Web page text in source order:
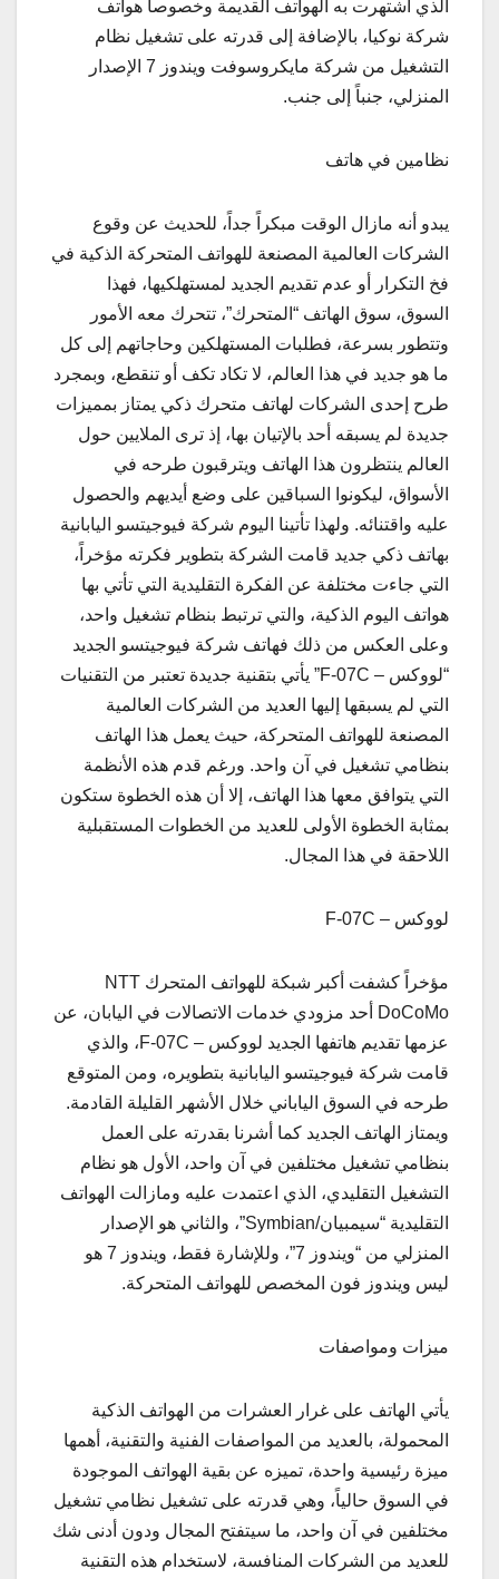
الذي اشتهرت به الهواتف القديمة وخصوصاً هواتف
شركة نوكيا، بالإضافة إلى قدرته على تشغيل نظام
التشغيل من شركة مايكروسوفت ويندوز 7 الإصدار
المنزلي، جنباً إلى جنب.
نظامين في هاتف
يبدو أنه مازال الوقت مبكراً جداً، للحديث عن وقوع
الشركات العالمية المصنعة للهواتف المتحركة الذكية في
فخ التكرار أو عدم تقديم الجديد لمستهلكيها، فهذا
السوق، سوق الهاتف “المتحرك”، تتحرك معه الأمور
وتتطور بسرعة، فطلبات المستهلكين وحاجاتهم إلى كل
ما هو جديد في هذا العالم، لا تكاد تكف أو تنقطع، وبمجرد
طرح إحدى الشركات لهاتف متحرك ذكي يمتاز بمميزات
جديدة لم يسبقه أحد بالإتيان بها، إذ ترى الملايين حول
العالم ينتظرون هذا الهاتف ويترقبون طرحه في
الأسواق، ليكونوا السباقين على وضع أيديهم والحصول
عليه واقتنائه. ولهذا تأتينا اليوم شركة فيوجيتسو اليابانية
بهاتف ذكي جديد قامت الشركة بتطوير فكرته مؤخراً،
التي جاءت مختلفة عن الفكرة التقليدية التي تأتي بها
هواتف اليوم الذكية، والتي ترتبط بنظام تشغيل واحد،
وعلى العكس من ذلك فهاتف شركة فيوجيتسو الجديد
“لووكس – F-07C” يأتي بتقنية جديدة تعتبر من التقنيات
التي لم يسبقها إليها العديد من الشركات العالمية
المصنعة للهواتف المتحركة، حيث يعمل هذا الهاتف
بنظامي تشغيل في آن واحد. ورغم قدم هذه الأنظمة
التي يتوافق معها هذا الهاتف، إلا أن هذه الخطوة ستكون
بمثابة الخطوة الأولى للعديد من الخطوات المستقبلية
اللاحقة في هذا المجال.
لووكس – F-07C
مؤخراً كشفت أكبر شبكة للهواتف المتحرك NTT
DoCoMo أحد مزودي خدمات الاتصالات في اليابان، عن
عزمها تقديم هاتفها الجديد لووكس – F-07C، والذي
قامت شركة فيوجيتسو اليابانية بتطويره، ومن المتوقع
طرحه في السوق الياباني خلال الأشهر القليلة القادمة.
ويمتاز الهاتف الجديد كما أشرنا بقدرته على العمل
بنظامي تشغيل مختلفين في آن واحد، الأول هو نظام
التشغيل التقليدي، الذي اعتمدت عليه ومازالت الهواتف
التقليدية “سيمبيان/Symbian”، والثاني هو الإصدار
المنزلي من “ويندوز 7”، وللإشارة فقط، ويندوز 7 هو
ليس ويندوز فون المخصص للهواتف المتحركة.
ميزات ومواصفات
يأتي الهاتف على غرار العشرات من الهواتف الذكية
المحمولة، بالعديد من المواصفات الفنية والتقنية، أهمها
ميزة رئيسية واحدة، تميزه عن بقية الهواتف الموجودة
في السوق حالياً، وهي قدرته على تشغيل نظامي تشغيل
مختلفين في آن واحد، ما سيتفتح المجال ودون أدنى شك
للعديد من الشركات المنافسة، لاستخدام هذه التقنية